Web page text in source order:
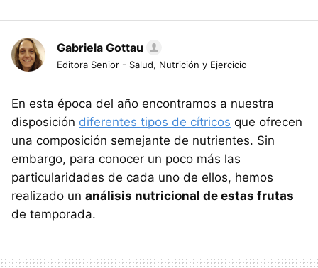
Gabriela Gottau
Editora Senior - Salud, Nutrición y Ejercicio
En esta época del año encontramos a nuestra
disposición diferentes tipos de cítricos que ofrecen
una composición semejante de nutrientes. Sin
embargo, para conocer un poco más las
particularidades de cada uno de ellos, hemos
realizado un análisis nutricional de estas frutas
de temporada.